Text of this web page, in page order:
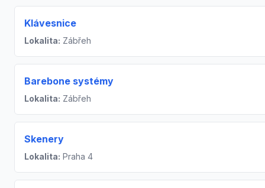
Klávesnice
Lokalita: Zábřeh
Barebone systémy
Lokalita: Zábřeh
Skenery
Lokalita: Praha 4